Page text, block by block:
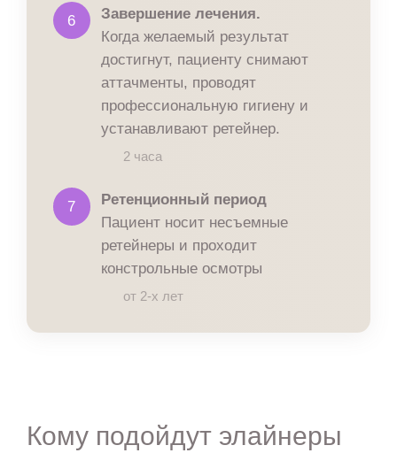
6
Завершение лечения.
Когда желаемый результат
достигнут, пациенту снимают
аттачменты, проводят
профессиональную гигиену и
устанавливают ретейнер.
2 часа
7
Ретенционный период
Пациент носит несъемные
ретейнеры и проходит
констрольные осмотры
от 2-х лет
Кому подойдут элайнеры